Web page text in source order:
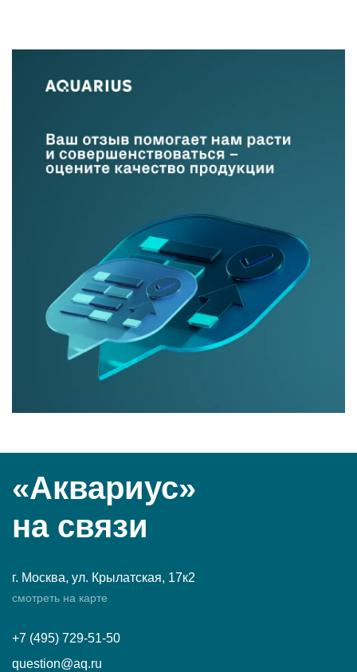
«Аквариус»
на связи
г. Москва, ул. Крылатская, 17к2
смотреть на карте
+7 (495) 729-51-50
question@aq.ru